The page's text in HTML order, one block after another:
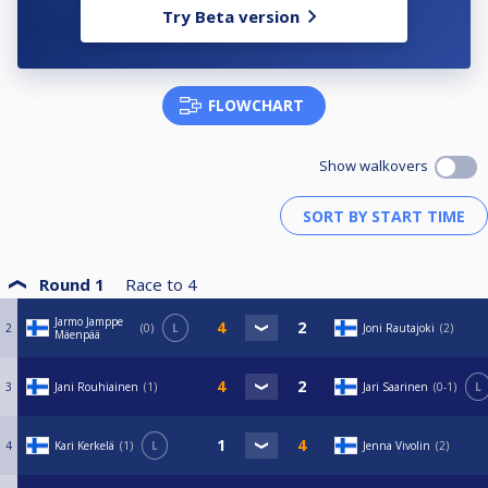
7=5p.
17=1p.
32/16 kaaviolla:
3=9p.
17=3p.
Try Beta version
FLOWCHART
Show walkovers
Round 1 Race to 4
2
Jarmo Jamppe
Mäenpää
0 L Joni Rautajoki 2
3 Jani Rouhiainen 1 Jari Saarinen 0-1 L
4 Kari Kerkelä 1 L Jenna Vivolin 2